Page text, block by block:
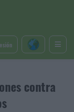
contra